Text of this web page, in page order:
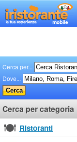
Cerca per...
Dove...
Cerca per categoria
Ristoranti